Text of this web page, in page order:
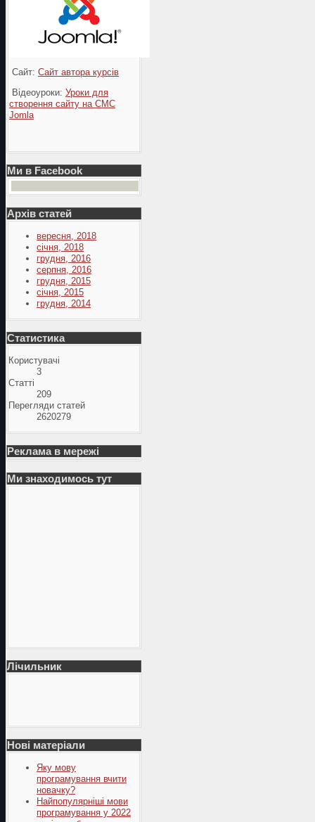
Сайт: Сайт автора курсів
Відеоуроки: Уроки для
створення сайту на СМС
Jomla
Ми в Facebook
Архів статей
вересня, 2018
січня, 2018
грудня, 2016
серпня, 2016
грудня, 2015
січня, 2015
грудня, 2014
Статистика
Користувачі
3
Статті
209
Перегляди статей
2620279
Реклама в мережі
Ми знаходимось тут
Лічильник
Нові матеріали
Яку мову
програмування вчити
новачку?
Найпопулярніші мови
програмування у 2022